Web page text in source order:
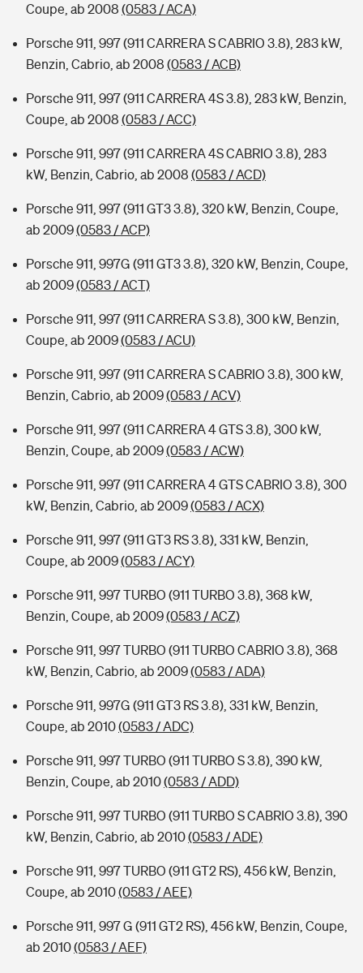
Coupe, ab 2008 (0583 / ACA)
Porsche 911, 997 (911 CARRERA S CABRIO 3.8), 283 kW,
Benzin, Cabrio, ab 2008 (0583 / ACB)
Porsche 911, 997 (911 CARRERA 4S 3.8), 283 kW, Benzin,
Coupe, ab 2008 (0583 / ACC)
Porsche 911, 997 (911 CARRERA 4S CABRIO 3.8), 283
kW, Benzin, Cabrio, ab 2008 (0583 / ACD)
Porsche 911, 997 (911 GT3 3.8), 320 kW, Benzin, Coupe,
ab 2009(0583 / ACP)
Porsche 911, 997G (911 GT3 3.8), 320 kW, Benzin, Coupe,
ab 2009(0583 / ACT)
Porsche 911, 997 (911 CARRERA S 3.8), 300 kW, Benzin,
Coupe, ab 2009(0583 / ACU)
Porsche 911, 997 (911 CARRERA S CABRIO 3.8), 300 kW,
Benzin, Cabrio, ab 2009(0583 / ACV)
Porsche 911, 997 (911 CARRERA 4 GTS 3.8), 300 kW,
Benzin, Coupe, ab 2009(0583 / ACW)
Porsche 911, 997 (911 CARRERA 4 GTS CABRIO 3.8), 300
kW, Benzin, Cabrio, ab 2009(0583 / ACX)
Porsche 911, 997 (911 GT3 RS 3.8), 331 kW, Benzin,
Coupe, ab 2009(0583 / ACY)
Porsche 911, 997 TURBO (911 TURBO 3.8), 368 kW,
Benzin, Coupe, ab 2009(0583 / ACZ)
Porsche 911, 997 TURBO (911 TURBO CABRIO 3.8), 368
kW, Benzin, Cabrio, ab 2009(0583 / ADA)
Porsche 911, 997G (911 GT3 RS 3.8), 331 kW, Benzin,
Coupe, ab 2010(0583 / ADC)
Porsche 911, 997 TURBO (911 TURBO S 3.8), 390 kW,
Benzin, Coupe, ab 2010(0583 / ADD)
Porsche 911, 997 TURBO (911 TURBO S CABRIO 3.8), 390
kW, Benzin, Cabrio, ab 2010(0583 / ADE)
Porsche 911, 997 TURBO (911 GT2 RS), 456 kW, Benzin,
Coupe, ab 2010(0583 / AEE)
Porsche 911, 997 G (911 GT2 RS), 456 kW, Benzin, Coupe,
ab 2010(0583 / AEF)